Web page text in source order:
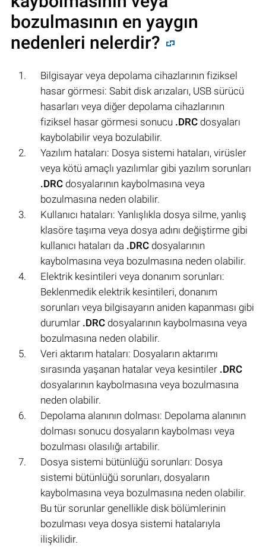
bozulmasının en yaygın
nedenleri nelerdir?
Bilgisayar veya depolama cihazlarının fiziksel
hasar görmesi: Sabit disk arızaları, USB sürücü
hasarları veya diğer depolama cihazlarının
fiziksel hasar görmesi sonucu .DRC dosyaları
kaybolabilir veya bozulabilir.
Yazılım hataları: Dosya sistemi hataları, virüsler
veya kötü amaçlı yazılımlar gibi yazılım sorunları
.DRC dosyalarının kaybolmasına veya
bozulmasına neden olabilir.
Kullanıcı hataları: Yanlışlıkla dosya silme, yanlış
klasöre taşıma veya dosya adını değiştirme gibi
kullanıcı hataları da .DRC dosyalarının
kaybolmasına veya bozulmasına neden olabilir.
Elektrik kesintileri veya donanım sorunları:
Beklenmedik elektrik kesintileri, donanım
sorunları veya bilgisayarın aniden kapanması gibi
durumlar .DRC dosyalarının kaybolmasına veya
bozulmasına neden olabilir.
Veri aktarım hataları: Dosyaların aktarımı
sırasında yaşanan hatalar veya kesintiler .DRC
dosyalarının kaybolmasına veya bozulmasına
neden olabilir.
Depolama alanının dolması: Depolama alanının
dolması sonucu dosyaların kaybolması veya
bozulması olasılığı artabilir.
Dosya sistemi bütünlüğü sorunları: Dosya
sistemi bütünlüğü sorunları, dosyaların
kaybolmasına veya bozulmasına neden olabilir.
Bu tür sorunlar genellikle disk bölümlerinin
bozulması veya dosya sistemi hatalarıyla
ilişkilidir.